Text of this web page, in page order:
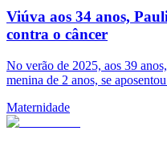
Viúva aos 34 anos,
contra o câncer
No verão de 2025, aos 39
menina de 2 anos, se
Maternidade